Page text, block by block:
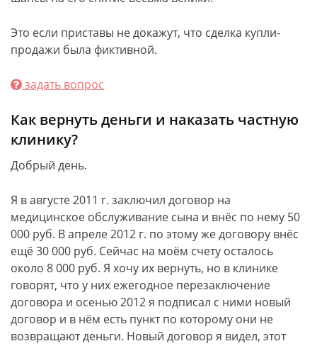
Это если приставы не докажут, что сделка купли-
продажи была фиктивной.
задать вопрос
Как вернуть деньги и наказать частную
клинику?
Добрый день.
Я в августе 2011 г. заключил договор на
медицинское обслуживание сына и внёс по нему 50
000 руб. В апреле 2012 г. по этому же договору внёс
ещё 30 000 руб. Сейчас на моём счету осталось
около 8 000 руб. Я хочу их вернуть, но в клинике
говорят, что у них ежегодное перезаключение
договора и осенью 2012 я подписал с ними новый
договор и в нём есть пункт по которому они не
возвращают деньги. Новый договор я видел, этот